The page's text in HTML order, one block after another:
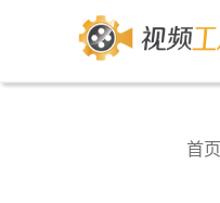
首页